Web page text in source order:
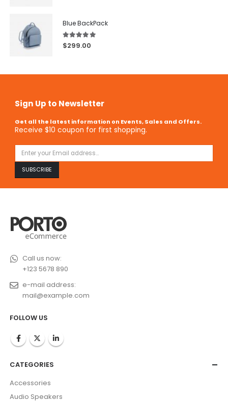
Blue BackPack
5.00out of 5
$299.00
Sign Up to Newsletter
Get all the latest information on Events, Sales and Offers.
Receive $10 coupon for first shopping.
Call us now:
+123 5678 890
e-mail address:
mail@example.com
FOLLOW US
CATEGORIES
Accessories
Audio Speakers